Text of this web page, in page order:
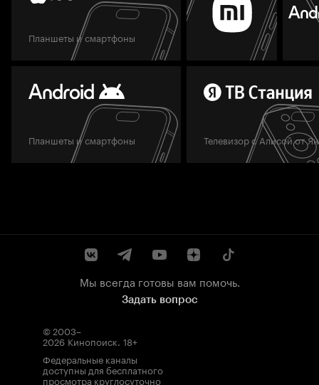
Планшеты и смартфоны
Планшеты и смартфоны Телевизор с Алисой от
Мы всегда готовы вам помочь.
Задать вопрос
© 2003–
2026 Кинопоиск. 18+
Федеральные каналы
доступны для бесплатного
просмотра круглосуточно